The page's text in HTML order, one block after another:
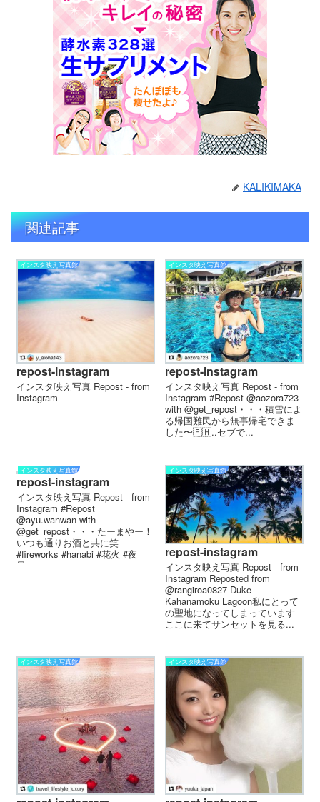
KALIKIMAKA
関連記事
インスタ映え写真館
repost-instagram
インスタ映え写真 Repost - from
Instagram
インスタ映え写真館
repost-instagram
インスタ映え写真 Repost - from
Instagram #Repost @aozora723
with @get_repost・・・積雪によ
る帰国難民から無事帰宅できま
した〜🇵🇭..セブで...
インスタ映え写真館
repost-instagram
インスタ映え写真 Repost - from
Instagram #Repost
@ayu.wanwan with
@get_repost・・・たーまやー！
いつも通りお酒と共に笑
#fireworks #hanabi #花火 #夜
景...
インスタ映え写真館
repost-instagram
インスタ映え写真 Repost - from
Instagram Reposted from
@rangiroa0827 Duke
Kahanamoku Lagoon私にとって
の聖地になってしまっています
ここに来てサンセットを見る...
インスタ映え写真館 インスタ映え写真館